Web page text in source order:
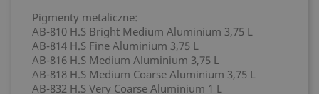
Pigmenty metaliczne:
AB-810 H.S Bright Medium Aluminium 3,75 L
AB-814 H.S Fine Aluminium 3,75 L
AB-816 H.S Medium Aluminium 3,75 L
AB-818 H.S Medium Coarse Aluminium 3,75 L
AB-832 H.S Very Coarse Aluminium 1 L